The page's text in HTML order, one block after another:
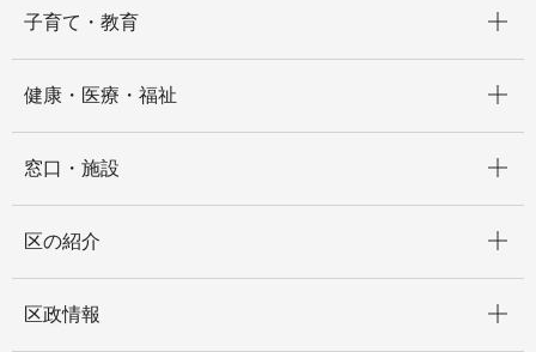
子育て・教育
健康・医療・福祉
窓口・施設
区の紹介
区政情報